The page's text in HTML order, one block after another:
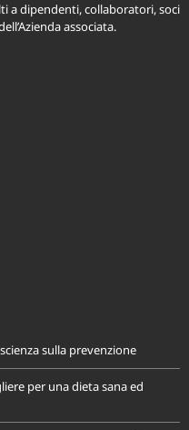
a dipendenti, collaboratori, soci
associata.
sulla prevenzione
per una dieta sana ed